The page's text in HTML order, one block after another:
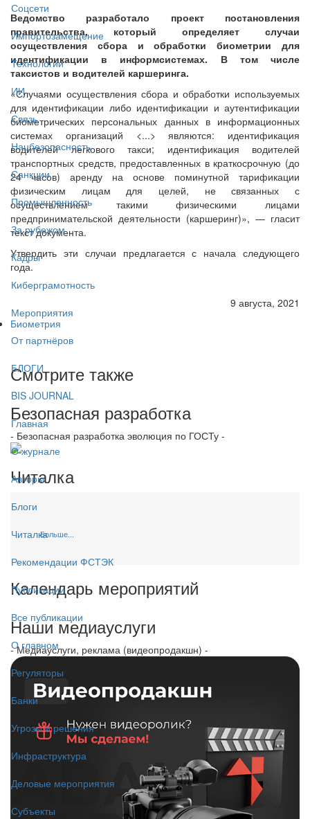
Соцсети
Импортозамещение
Технологии
ИИ
Связь
Нацбезопасность
Санкции
Промышленность
За рубежом
Кадры
Киберграмотность
Мероприятия
От партнёров
БЛОГИ
BIS JOURNAL
Главная
О журнале
Авторы
Блоги
Читалка
Рекомендации ФСТЭК
Публикации
Все публикации
О главном
Регуляторы
Банки
Угрозы и решения
Инфраструктура
Деловые мероприятия
Субъекты
Ведомство разработало проект постановления
правительства, который определяет случаи
осуществления сбора и обработки биометрии для
идентификации в информсистемах. В том числе
таксистов и водителей каршеринга.
«Случаями осуществления сбора и обработки используемых
для идентификации либо идентификации и аутентификации
биометрических персональных данных в информационных
системах организаций <...> являются: идентификация
водителей легкового такси; идентификация водителей
транспортных средств, предоставленных в краткосрочную (до
24 часов) аренду на основе поминутной тарификации
физическим лицам для целей, не связанных с
осуществлением такими физическими лицами
предпринимательской деятельности (каршеринг)», — гласит
текст документа.
Утвердить эти случаи предлагается с начала следующего
года.
9 августа, 2021
Биометрия
Смотрите также
Безопасная разработка
- Безопасная разработка эволюция по ГОСТу -
Читалка
Больше...
Календарь мероприятий
Наши медиауслуги
- Медиауслуги, реклама (видеопродакшн) -